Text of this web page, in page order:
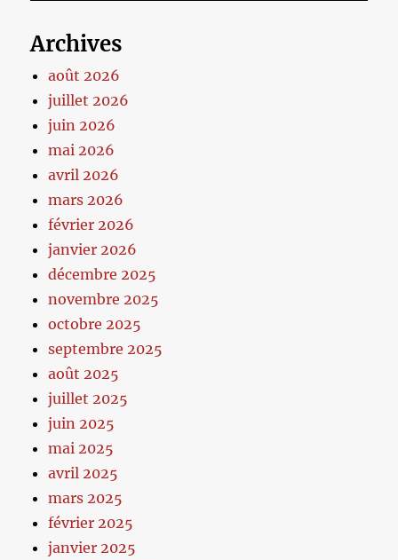
Archives
août 2026
juillet 2026
juin 2026
mai 2026
avril 2026
mars 2026
février 2026
janvier 2026
décembre 2025
novembre 2025
octobre 2025
septembre 2025
août 2025
juillet 2025
juin 2025
mai 2025
avril 2025
mars 2025
février 2025
janvier 2025